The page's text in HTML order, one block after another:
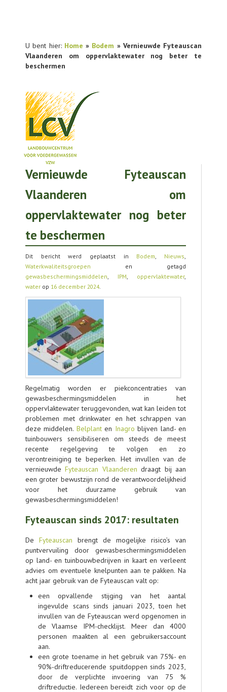
U bent hier: Home » Bodem » Vernieuwde Fyteauscan
Vlaanderen om oppervlaktewater nog beter te
beschermen
NIEUWS
PRAKTIJKONDERZOEK
PUBLICATIES
TOOLS
AGENDA
OVER LCV
CONTACT
Vernieuwde Fyteauscan
Vlaanderen om
oppervlaktewater nog beter
te beschermen
Dit bericht werd geplaatst in Bodem, Nieuws,
Waterkwaliteitsgroepen en getagd
gewasbeschermingsmiddelen, IPM, oppervlaktewater,
water op 16 december 2024.
Regelmatig worden er piekconcentraties van
gewasbeschermingsmiddelen in het
oppervlaktewater teruggevonden, wat kan leiden tot
problemen met drinkwater en het schrappen van
deze middelen. Belplanten Inagro blijven land- en
tuinbouwers sensibiliseren om steeds de meest
recente regelgeving te volgen en zo
verontreiniging te beperken. Het invullen van de
vernieuwdeFyteauscan Vlaanderen draagt bij aan
een groter bewustzijn rond de verantwoordelijkheid
voor het duurzame gebruik van
gewasbeschermingsmiddelen!
Fyteauscan sinds 2017: resultaten
De Fyteauscan brengt de mogelijke risico’s van
puntvervuiling door gewasbeschermingsmiddelen
op land- en tuinbouwbedrijven in kaart en verleent
advies om eventuele knelpunten aan te pakken. Na
acht jaar gebruik van de Fyteauscan valt op:
een opvallende stijging van het aantal
ingevulde scans sinds januari 2023, toen het
invullen van de Fyteauscan werd opgenomen in
de Vlaamse IPM-checklijst. Meer dan 4000
personen maakten al een gebruikersaccount
aan.
een grote toename in het gebruik van 75%- en
90%-driftreducerende spuitdoppen sinds 2023,
door de verplichte invoering van 75 %
driftreductie. Iedereen bereidt zich voor op de